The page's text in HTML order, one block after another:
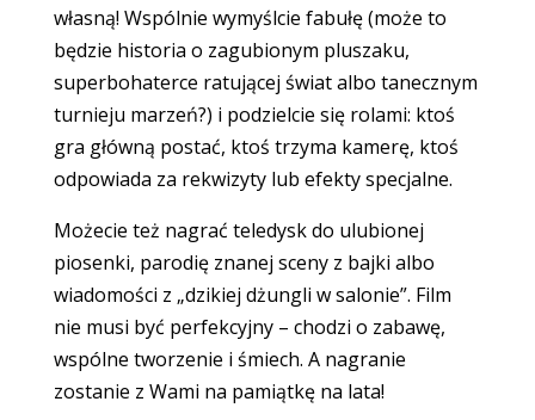
własną! Wspólnie wymyślcie fabułę (może to
będzie historia o zagubionym pluszaku,
superbohaterce ratującej świat albo tanecznym
turnieju marzeń?) i podzielcie się rolami: ktoś
gra główną postać, ktoś trzyma kamerę, ktoś
odpowiada za rekwizyty lub efekty specjalne.
Możecie też nagrać teledysk do ulubionej
piosenki, parodię znanej sceny z bajki albo
wiadomości z „dzikiej dżungli w salonie”. Film
nie musi być perfekcyjny – chodzi o zabawę,
wspólne tworzenie i śmiech. A nagranie
zostanie z Wami na pamiątkę na lata!